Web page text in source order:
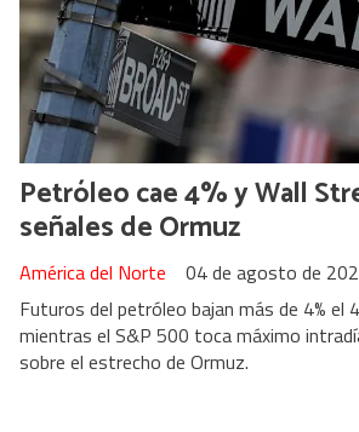
Petróleo cae 4% y Wall
señales de Ormuz
América del Norte
04 de agosto de
Futuros del petróleo bajan más de 4% el
mientras el S&P 500 toca máximo
sobre el estrecho de Ormuz.